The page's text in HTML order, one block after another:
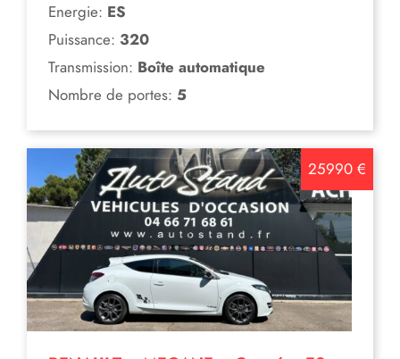
Energie: ES
Puissance: 320
Transmission: Boîte automatique
Nombre de portes: 5
25990 €